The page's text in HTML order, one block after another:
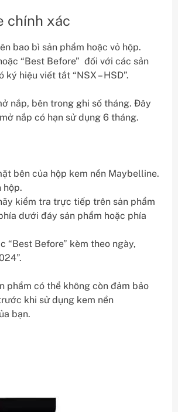
chính xác
bao bì sản phẩm hoặc vỏ hộp.
“Best Before” đối với các sản
hiệu viết tắt “NSX – HSD”.
nắp, bên trong ghi số tháng. Đây
nắp có hạn sử dụng 6 tháng.
bên của hộp kem nền Maybelline.
hộp.
kiểm tra trực tiếp trên sản phẩm
dưới đáy sản phẩm hoặc phía
“Best Before” kèm theo ngày,
phẩm có thể không còn đảm bảo
khi sử dụng kem nền
bạn.